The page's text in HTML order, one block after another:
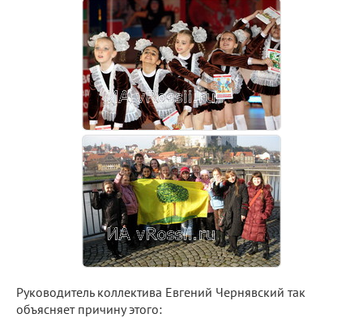
Руководитель коллектива Евгений Чернявский так
объясняет причину этого: